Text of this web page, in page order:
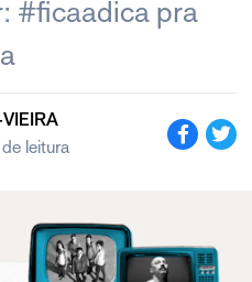
#ficaadica pra
leitura